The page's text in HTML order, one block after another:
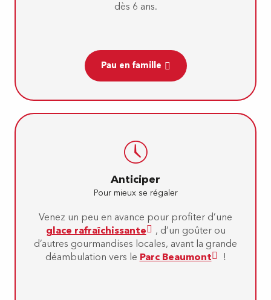
dès 6 ans.
Pau en famille
Anticiper
Pour mieux se régaler
Venez un peu en avance pour profiter d’une
glace rafraîchissante
, d’un goûter ou
d’autres gourmandises locales, avant la grande
déambulation vers le Parc Beaumont !